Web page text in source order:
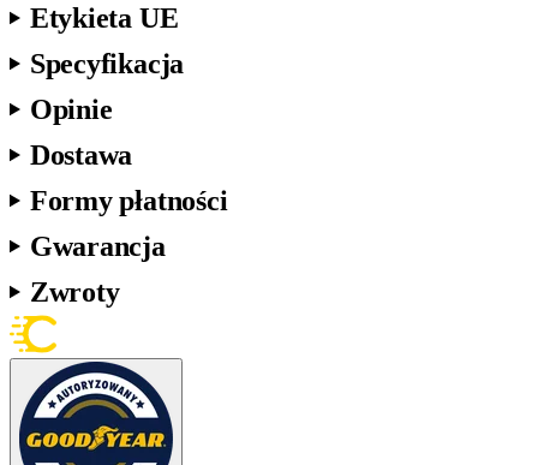
Etykieta UE
Specyfikacja
Opinie
Dostawa
Formy płatności
Gwarancja
Zwroty